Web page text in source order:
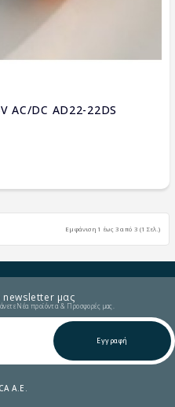
AC/DC AD22-22DS
Εμφάνιση 1 έως 3 από 3 (1 Σελ.)
newsletter μας
Νέα προϊόντα & Προσφορές μας.
Εγγραφή
A.E.